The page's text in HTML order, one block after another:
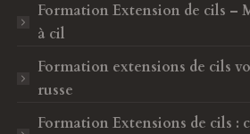
Formation Extension de cils –
à cil
Formation extensions de cils
russe
Formation Extensions de cils :